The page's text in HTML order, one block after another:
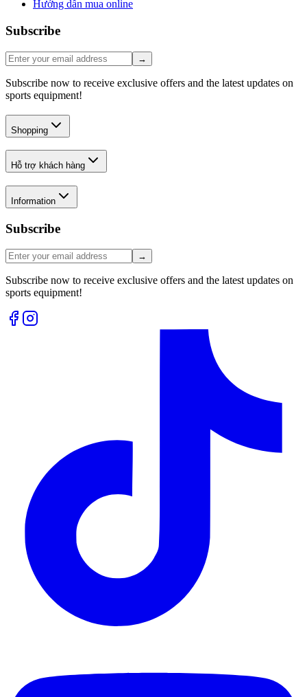
Hướng dẫn mua online
Subscribe
→
Subscribe now to receive exclusive offers and the latest updates on
sports equipment!
Shopping
Hỗ trợ khách hàng
Information
Subscribe
→
Subscribe now to receive exclusive offers and the latest updates on
sports equipment!